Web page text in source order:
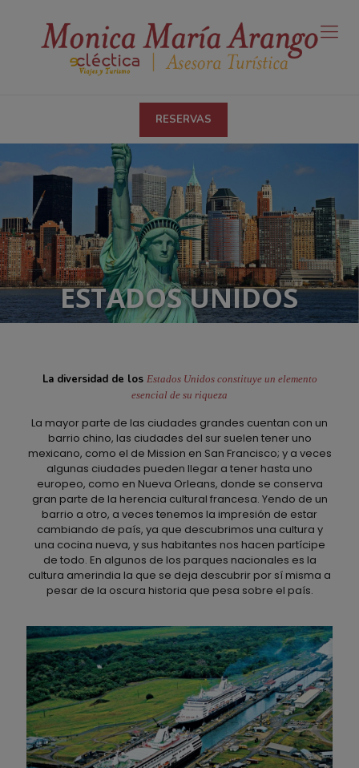
RESERVAS
ESTADOS UNIDOS
La diversidad de los Estados Unidos constituye un elemento
esencial de su riqueza
La mayor parte de las ciudades grandes cuentan con un
barrio chino, las ciudades del sur suelen tener uno
mexicano, como el de Mission en San Francisco; y a veces
algunas ciudades pueden llegar a tener hasta uno
europeo, como en Nueva Orleans, donde se conserva
gran parte de la herencia cultural francesa. Yendo de un
barrio a otro, a veces tenemos la impresión de estar
cambiando de país, ya que descubrimos una cultura y
una cocina nueva, y sus habitantes nos hacen partícipe
de todo. En algunos de los parques nacionales es la
cultura amerindia la que se deja descubrir por sí misma a
pesar de la oscura historia que pesa sobre el país.